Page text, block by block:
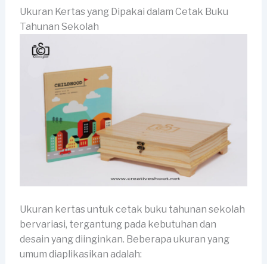
Ukuran Kertas yang Dipakai dalam Cetak Buku
Tahunan Sekolah
Ukuran kertas untuk cetak buku tahunan sekolah
bervariasi, tergantung pada kebutuhan dan
desain yang diinginkan. Beberapa ukuran yang
umum diaplikasikan adalah: